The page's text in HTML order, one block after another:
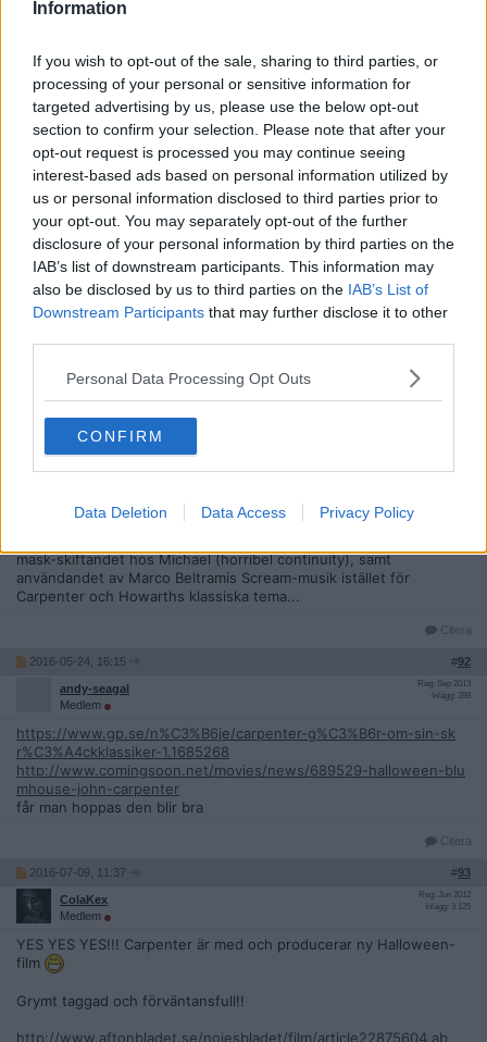
Information
If you wish to opt-out of the sale, sharing to third parties, or
processing of your personal or sensitive information for
targeted advertising by us, please use the below opt-out
section to confirm your selection. Please note that after your
opt-out request is processed you may continue seeing
interest-based ads based on personal information utilized by
us or personal information disclosed to third parties prior to
your opt-out. You may separately opt-out of the further
disclosure of your personal information by third parties on the
IAB’s list of downstream participants. This information may
also be disclosed by us to third parties on the IAB’s List of
Downstream Participants that may further disclose it to other
Personal Data Processing Opt Outs
CONFIRM
Data Deletion Data Access Privacy Policy
Medlem
Inlägg: 9 904
Minns H20, den var bra men mer av en Thriller än skräck tycker
jag. Jamie Lee Curtis är ju en fantastisk kvinna och skådespelerska
också.
2016-05-16, 14:06
FugitiveDuck
Medlem
Citat:
Ursprungligen postat av
cern
Minns H20, den var bra men mer av en Thriller än skräck
öppningsscenen ganska bra, men sen blir den bara sämre och
tempo är också riktigt hackigt, och istället för slöa snack-scener så
hade de kunnat slänga in mer spänning och skräck. Sen, på ett
mask-skiftandet hos Michael (horribel continuity), samt
användandet av Marco Beltramis Scream-musik istället för
Carpenter och Howarths klassiska tema...
Citera
2016-05-24, 16:15 #92
andy-seagal
Medlem
Reg: Sep 2013
Inlägg: 398
https://www.gp.se/n%C3%B6je/carpenter-g%C3%B6r-om-sin-sk
r%C3%A4ckklassiker-1.1685268
http://www.comingsoon.net/movies/news/689529-halloween-blu
mhouse-john-carpenter
får man hoppas den blir bra
Citera
2016-07-09, 11:37 #93
ColaKex
Medlem
Reg: Jun 2012
Inlägg: 3 125
YES YES YES!!! Carpenter är med och producerar ny Halloween-
film
Grymt taggad och förväntansfull!!
http://www.aftonbladet.se/nojesbladet/film/article22875604.ab